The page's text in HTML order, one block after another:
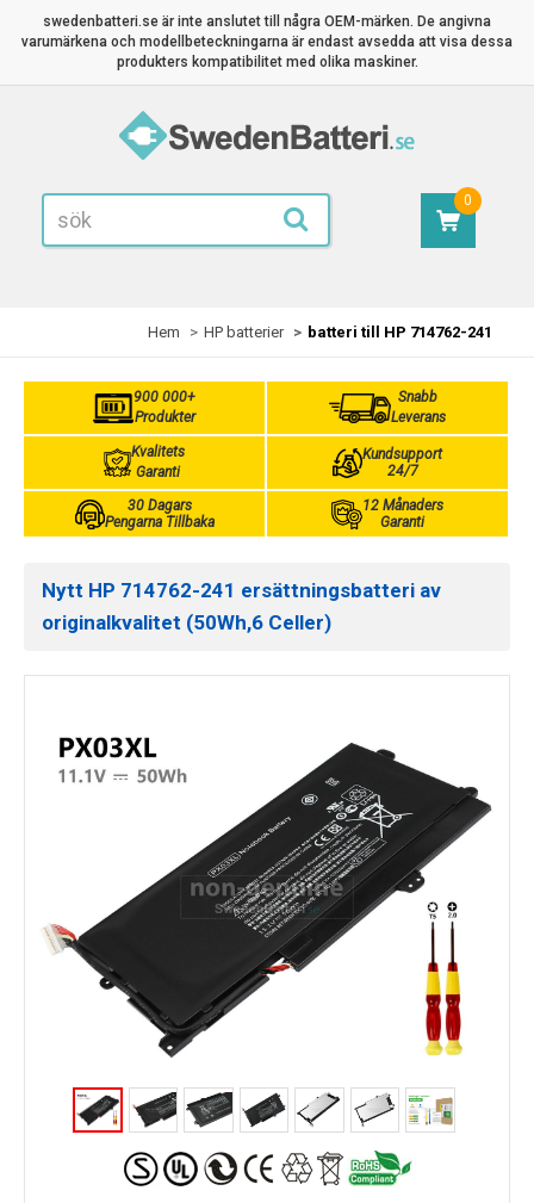
swedenbatteri.se är inte anslutet till några OEM-märken. De angivna
varumärkena och modellbeteckningarna är endast avsedda att visa dessa
produkters kompatibilitet med olika maskiner.
0
Hem HP batterier batteri till HP 714762-241
900 000+
Produkter
Snabb
Leverans
Kvalitets
Garanti
Kundsupport
24/7
30 Dagars
Pengarna Tillbaka
12 Månaders
Garanti
Nytt HP 714762-241 ersättningsbatteri av
originalkvalitet (50Wh,6 Celler)